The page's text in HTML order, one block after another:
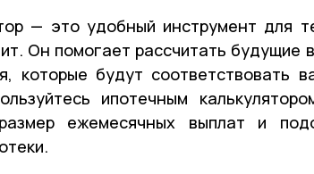
— это удобный инструмент для
Он помогает рассчитать будущие
которые будут соответствовать
ипотечным
ежемесячных выплат и